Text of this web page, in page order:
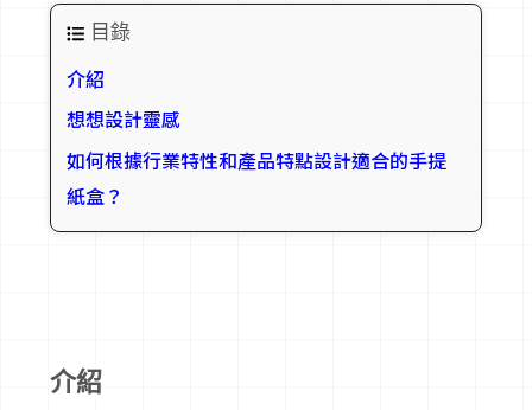
目錄
介紹
想想設計靈感
如何根據行業特性和產品特點設計適合的手提
紙盒？
介紹